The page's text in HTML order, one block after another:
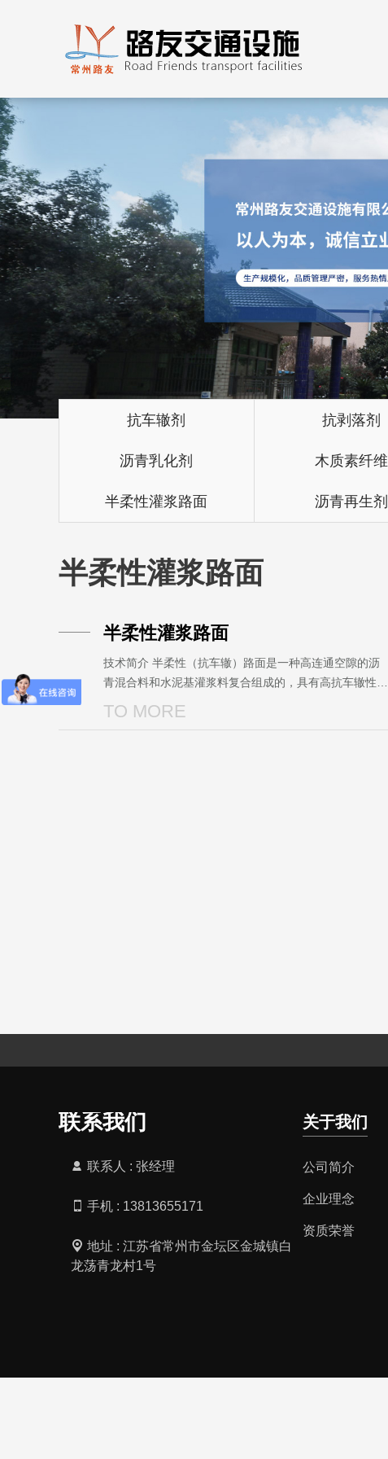
抗车辙剂 抗剥落剂
沥青乳化剂 木质素纤维
半柔性灌浆路面 沥青再生剂
半柔性灌浆路面
半柔性灌浆路面
技术简介 半柔性（抗车辙）路面是一种高连通空隙的沥
青混合料和水泥基灌浆料复合组成的，具有高抗车辙性、
新型路面。浇灌式半柔性路面(Semi-flexib···...
TO MORE
联系我们
联系人 : 张经理
手机 : 13813655171
地址 : 江苏省常州市金坛区金城镇白
龙荡青龙村1号
关于我们
公司简介
企业理念
资质荣誉